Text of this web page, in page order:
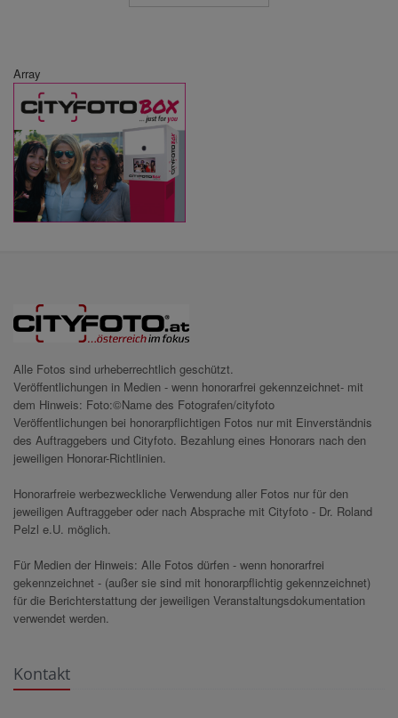
Array
Alle Fotos sind urheberrechtlich geschützt.
Veröffentlichungen in Medien - wenn honorarfrei gekennzeichnet- mit
dem Hinweis: Foto:©Name des Fotografen/cityfoto
Veröffentlichungen bei honorarpflichtigen Fotos nur mit Einverständnis
des Auftraggebers und Cityfoto. Bezahlung eines Honorars nach den
jeweiligen Honorar-Richtlinien.
Honorarfreie werbezweckliche Verwendung aller Fotos nur für den
jeweiligen Auftraggeber oder nach Absprache mit Cityfoto - Dr. Roland
Pelzl e.U. möglich.
Für Medien der Hinweis: Alle Fotos dürfen - wenn honorarfrei
gekennzeichnet - (außer sie sind mit honorarpflichtig gekennzeichnet)
für die Berichterstattung der jeweiligen Veranstaltungsdokumentation
verwendet werden.
Kontakt